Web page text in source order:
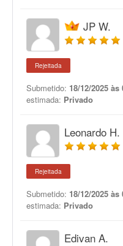
JP W.
Rejeitada
Submetido: 18/12/2025 às
estimada: Privado
Leonardo H.
Rejeitada
Submetido: 18/12/2025 às
estimada: Privado
Edivan A.